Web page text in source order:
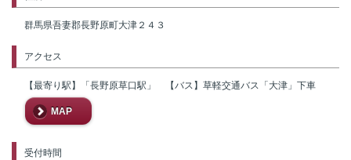
群馬県吾妻郡長野原町大津２４３
アクセス
【最寄り駅】「長野原草口駅」 【バス】草軽交通バス「大津」下車
MAP
受付時間